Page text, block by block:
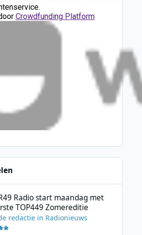
Radio start maandag met
TOP449 Zomereditie
redactiein Radionieuws